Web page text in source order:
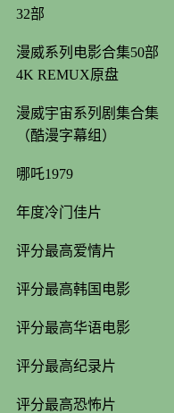
32部
漫威系列电影合集50部
4K REMUX原盘
漫威宇宙系列剧集合集
（酷漫字幕组）
哪吒1979
年度冷门佳片
评分最高爱情片
评分最高韩国电影
评分最高华语电影
评分最高纪录片
评分最高恐怖片